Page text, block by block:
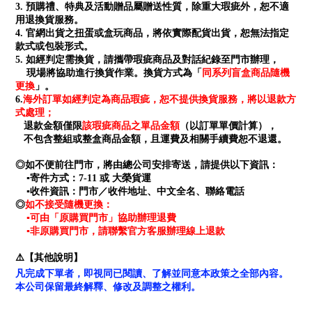
3. 預購禮、特典及活動贈品屬贈送性質，除重大瑕疵外，恕不適
用退換貨服務。
4. 官網出貨之扭蛋或盒玩商品，將依實際配貨出貨，恕無法指定
款式或包裝形式。
5. 如經判定需換貨，請攜帶瑕疵商品及對話紀錄至門市辦理，
現場將協助進行換貨作業。換貨方式為「 同系列盲盒商品隨機
更換 」。
6.海外訂單如經判定為商品瑕疵，恕不提供換貨服務，將以退款方
式處理；
退款金額僅限該瑕疵商品之單品金額（以訂單單價計算），
不包含整組或整盒商品金額，且運費及相關手續費恕不退還。
◎如不便前往門市，將由總公司安排寄送，請提供以下資訊：
▪寄件方式：7-11 或 大榮貨運
▪收件資訊：門市／收件地址、中文全名、聯絡電話
◎如不接受隨機更換：
▪可由「原購買門市」協助辦理退費
▪非原購買門市，請聯繫官方客服辦理線上退款
⚠️【其他說明】
凡完成下單者，即視同已閱讀、了解並同意本政策之全部內容。
本公司保留最終解釋、修改及調整之權利。